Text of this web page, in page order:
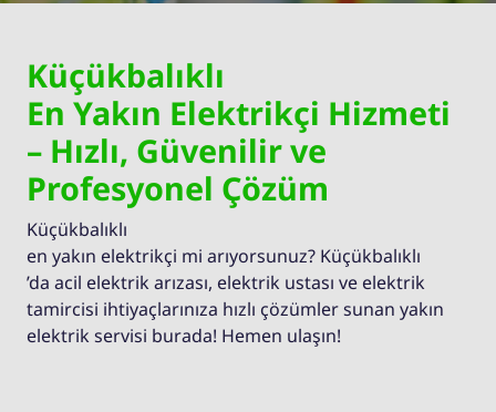
Küçükbalıklı
En Yakın Elektrikçi Hizmeti
– Hızlı, Güvenilir ve
Profesyonel Çözüm
Küçükbalıklı
en yakın elektrikçi mi arıyorsunuz? Küçükbalıklı
’da acil elektrik arızası, elektrik ustası ve elektrik
tamircisi ihtiyaçlarınıza hızlı çözümler sunan yakın
elektrik servisi burada! Hemen ulaşın!